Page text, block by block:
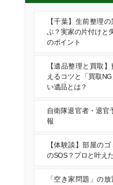
【千葉】生前整理
ぶ？実家の片付けと
のポイント
【遺品整理と買取
えるコツと「買取
い遺品とは？
自衛隊退官者・退官
報
【体験談】部屋の
のSOS？プロと叶え
「空き家問題」の